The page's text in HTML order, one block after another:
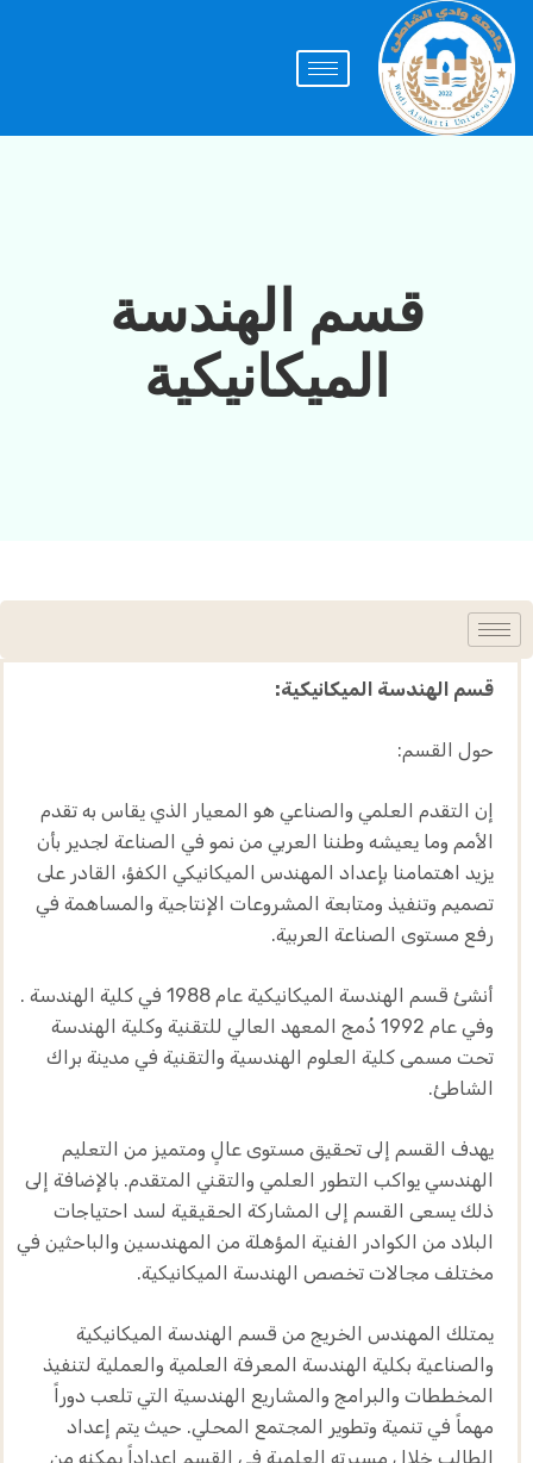
قسم الهندسة
الميكانيكية
قسم الهندسة الميكانيكية:
حول القسم:
إن التقدم العلمي والصناعي هو المعيار الذي يقاس به تقدم
الأمم وما يعيشه وطننا العربي من نمو في الصناعة لجدير بأن
يزيد اهتمامنا بإعداد المهندس الميكانيكي الكفؤ، القادر على
تصميم وتنفيذ ومتابعة المشروعات الإنتاجية والمساهمة في
رفع مستوى الصناعة العربية.
أنشئ قسم الهندسة الميكانيكية عام 1988 في كلية الهندسة .
وفي عام 1992 دُمج المعهد العالي للتقنية وكلية الهندسة
تحت مسمى كلية العلوم الهندسية والتقنية في مدينة براك
الشاطئ.
يهدف القسم إلى تحقيق مستوى عالٍ ومتميز من التعليم
الهندسي يواكب التطور العلمي والتقني المتقدم. بالإضافة إلى
ذلك يسعى القسم إلى المشاركة الحقيقية لسد احتياجات
البلاد من الكوادر الفنية المؤهلة من المهندسين والباحثين في
مختلف مجالات تخصص الهندسة الميكانيكية.
يمتلك المهندس الخريج من قسم الهندسة الميكانيكية
والصناعية بكلية الهندسة المعرفة العلمية والعملية لتنفيذ
المخططات والبرامج والمشاريع الهندسية التي تلعب دوراً
مهماً في تنمية وتطوير المجتمع المحلي. حيث يتم إعداد
الطالب خلال مسيرته العلمية في القسم إعداداً يمكنه من